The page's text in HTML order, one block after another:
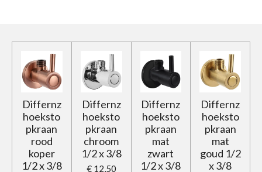
Differnz
hoeksto
pkraan
rood
koper
1/2 x 3/8
Differnz
hoeksto
pkraan
chroom
1/2 x 3/8
€ 12,50
Differnz
hoeksto
pkraan
mat
zwart
1/2 x 3/8
Differnz
hoeksto
pkraan
mat
goud 1/2
x 3/8